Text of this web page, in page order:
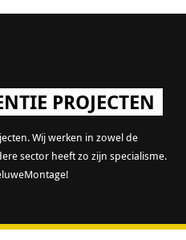
PROJECTEN
Wij werken in zowel de
sector heeft zo zijn specialisme.